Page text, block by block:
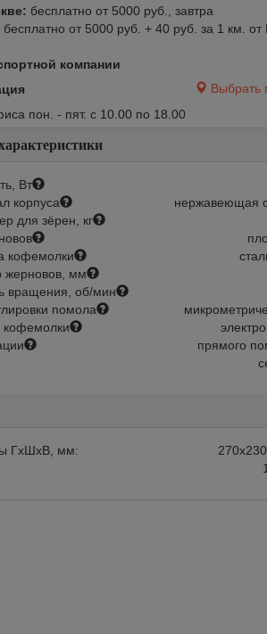
бесплатно от 5000 руб., завтра
бесплатно от 5000 руб. + 40 руб. за 1 км. от
компании
Выбрать
пон. - пят. с 10.00 по 18.00
Вт
корпуса
нержавеющая
для зёрен, кг
кофемолки
жерновов, мм
вращения, об/мин
помола
кофемолки
прямого
ГхШхВ, мм: